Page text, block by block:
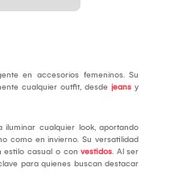
en accesorios femeninos. Su
cualquier outfit, desdejeans y
cualquier look, aportando
como en invierno. Su versatilidad
estilo casual o convestidos. Al ser
para quienes buscan destacar